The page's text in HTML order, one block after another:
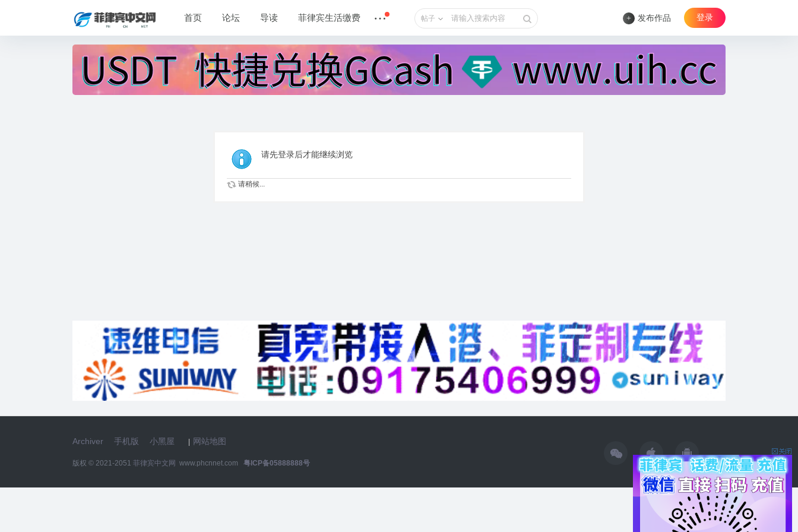
首页 论坛 导读 菲律宾生活缴费 帖子 + 发布作品 登录
请先登录后才能继续浏览
请稍候...
Archiver 手机版 小黑屋 网站地图
版权 © 2021-2051 菲律宾中文网 www.phcnnet.com 粤ICP备05888888号